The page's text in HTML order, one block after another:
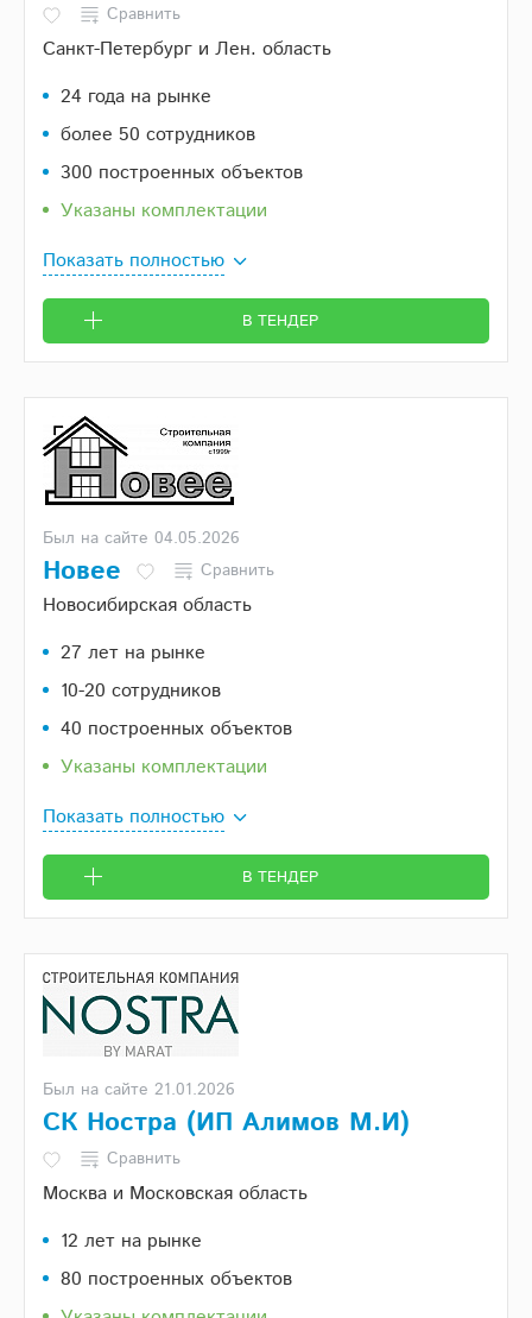
Сравнить
Санкт-Петербург и Лен. область
24 года на рынке
более 50 сотрудников
300 построенных объектов
Указаны комплектации
Показать полностью
В ТЕНДЕР
Был на сайте 04.05.2026
Новее Сравнить
Новосибирская область
27 лет на рынке
10-20 сотрудников
40 построенных объектов
Указаны комплектации
Показать полностью
В ТЕНДЕР
Был на сайте 21.01.2026
СК Ностра (ИП Алимов М.И)
Сравнить
Москва и Московская область
12 лет на рынке
80 построенных объектов